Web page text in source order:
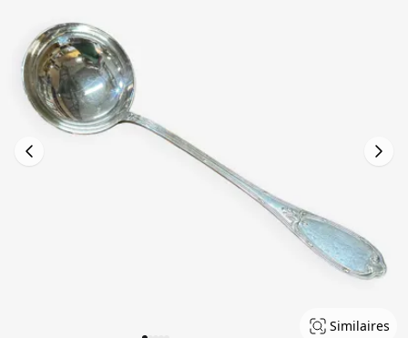
Similaires